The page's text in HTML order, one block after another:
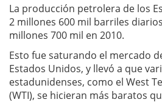
La producción petrolera de los
2 millones 600 mil barriles
millones 700 mil en 2010.
Esto fue saturando el mercado
Estados Unidos, y llevó a que
estadunidenses, como el West
(WTI), se hicieran más baratos